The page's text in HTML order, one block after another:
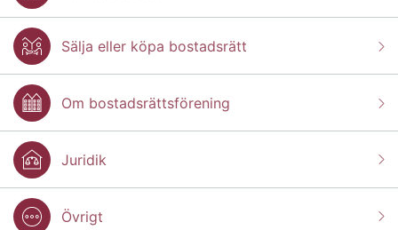
Sälja eller köpa bostadsrätt
Om bostadsrättsförening
Juridik
Övrigt